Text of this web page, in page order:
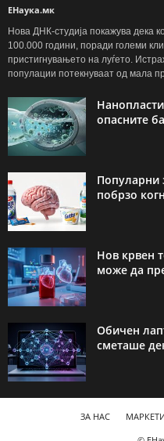
ЕНаука.мк
Нова ДНК-студија покажува дека
100.000 години, поради големи
пристигнувањето на луѓето.
популации потекнуваат од мала
опасните
Популарни
побрзо
Нов крвен
може да
Обичен
сметаше
ЗА НАС